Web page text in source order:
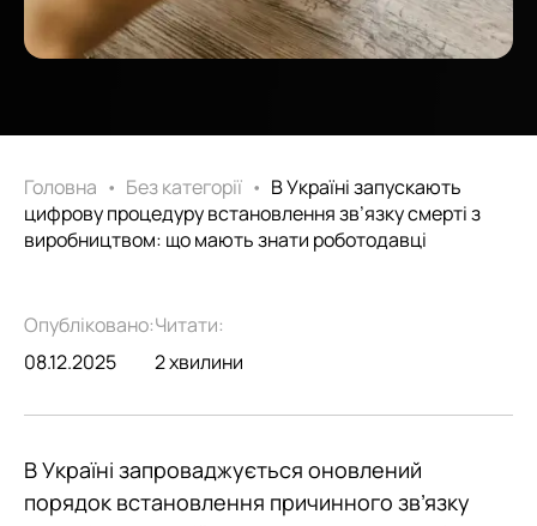
Головна • Без категорії • В Україні запускають
цифрову процедуру встановлення зв’язку смерті з
виробництвом: що мають знати роботодавці
Опубліковано:
08.12.2025
Читати:
2 хвилини
В Україні запроваджується оновлений
порядок встановлення причинного зв’язку